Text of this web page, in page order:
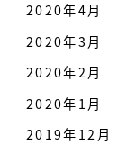
2020年4月
2020年3月
2020年2月
2020年1月
2019年12月